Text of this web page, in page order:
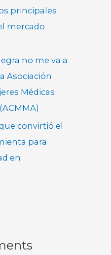
principales
mercado
no me va a
Asociación
Médicas
convirtió el
para
en